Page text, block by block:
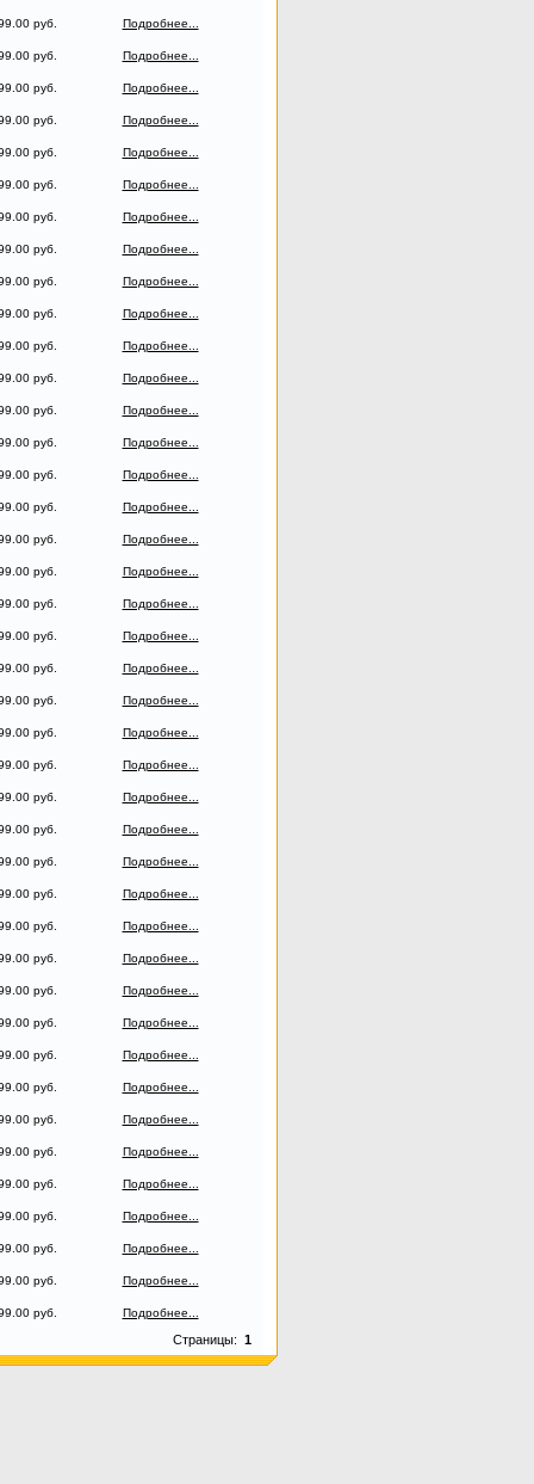
руб.
Подробнее...
руб.
Подробнее...
руб.
Подробнее...
руб.
Подробнее...
руб.
Подробнее...
руб.
Подробнее...
руб.
Подробнее...
руб.
Подробнее...
руб.
Подробнее...
руб.
Подробнее...
руб.
Подробнее...
руб.
Подробнее...
руб.
Подробнее...
руб.
Подробнее...
руб.
Подробнее...
руб.
Подробнее...
руб.
Подробнее...
руб.
Подробнее...
руб.
Подробнее...
руб.
Подробнее...
руб.
Подробнее...
руб.
Подробнее...
руб.
Подробнее...
руб.
Подробнее...
руб.
Подробнее...
руб.
Подробнее...
руб.
Подробнее...
руб.
Подробнее...
руб.
Подробнее...
руб.
Подробнее...
руб.
Подробнее...
руб.
Подробнее...
руб.
Подробнее...
руб.
Подробнее...
руб.
Подробнее...
руб.
Подробнее...
руб.
Подробнее...
руб.
Подробнее...
руб.
Подробнее...
руб.
Подробнее...
руб. Подробнее...
Страницы: 1